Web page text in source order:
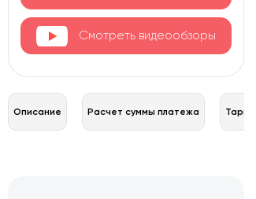
Смотреть видеообзоры
Описание Расчет суммы платежа